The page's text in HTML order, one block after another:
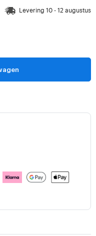
Levering 10 - 12 augustus